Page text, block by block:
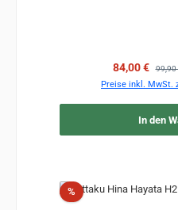
84,00 € 99,90
Preise inkl. MwSt.
In den
%Rabatt